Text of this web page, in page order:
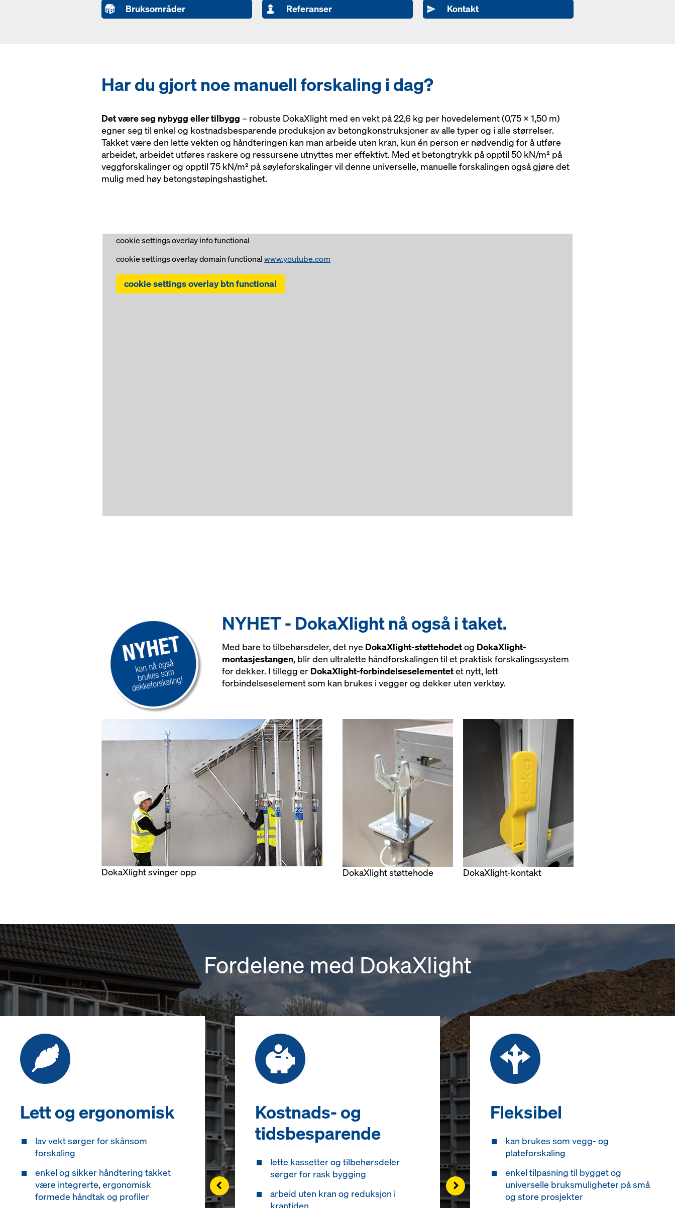
Bruksområder Referanser Kontakt
Har du gjort noe manuell forskaling i dag?
Det være seg nybygg eller tilbygg – robuste DokaXlight med en vekt på 22,6 kg per hovedelement (0,75 x 1,50 m)
egner seg til enkel og kostnadsbesparende produksjon av betongkonstruksjoner av alle typer og i alle størrelser.
Takket være den lette vekten og håndteringen kan man arbeide uten kran, kun én person er nødvendig for å utføre
arbeidet, arbeidet utføres raskere og ressursene utnyttes mer effektivt. Med et betongtrykk på opptil 50 kN/m² på
veggforskalinger og opptil 75 kN/m² på søyleforskalinger vil denne universelle, manuelle forskalingen også gjøre det
mulig med høy betongstøpingshastighet.
cookie settings overlay info functional
cookie settings overlay domain functionalwww.youtube.com
cookie settings overlay btn functional
NYHET - DokaXlight nå også i taket.
Med bare to tilbehørsdeler, det nye DokaXlight-støttehodetog DokaXlight-
montasjestangen, blir den ultralette håndforskalingen til et praktisk forskalingssystem
for dekker. I tillegg er DokaXlight-forbindelseselementetet nytt, lett
forbindelseselement som kan brukes i vegger og dekker uten verktøy.
DokaXlight svinger opp DokaXlight støttehode DokaXlight-kontakt
Fordelene med DokaXlight
Kostnads- og
tidsbesparende
lette kassetter og tilbehørsdeler
sørger for rask bygging
arbeid uten kran og reduksjon i
krantiden
Fleksibel
kan brukes som vegg- og
plateforskaling
enkel tilpasning til bygget og
universelle bruksmuligheter på små
og store prosjekter
Lett og ergonomisk
lav vekt sørger for skånsom
forskaling
enkel og sikker håndtering takket
være integrerte, ergonomisk
formede håndtak og profiler
Left Right